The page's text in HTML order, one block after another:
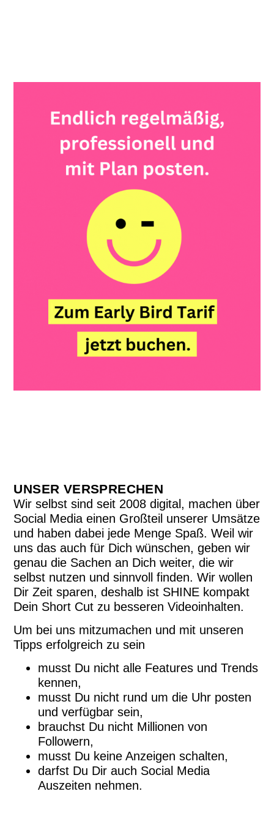
UNSER VERSPRECHEN
Wir selbst sind seit 2008 digital, machen über
Social Media einen Großteil unserer Umsätze
und haben dabei jede Menge Spaß. Weil wir
uns das auch für Dich wünschen, geben wir
genau die Sachen an Dich weiter, die wir
selbst nutzen und sinnvoll finden. Wir wollen
Dir Zeit sparen, deshalb ist SHINE kompakt
Dein Short Cut zu besseren Videoinhalten.
Um bei uns mitzumachen und mit unseren
Tipps erfolgreich zu sein
musst Du nicht alle Features und Trends
kennen,
musst Du nicht rund um die Uhr posten
und verfügbar sein,
brauchst Du nicht Millionen von
Followern,
musst Du keine Anzeigen schalten,
darfst Du Dir auch Social Media
Auszeiten nehmen.